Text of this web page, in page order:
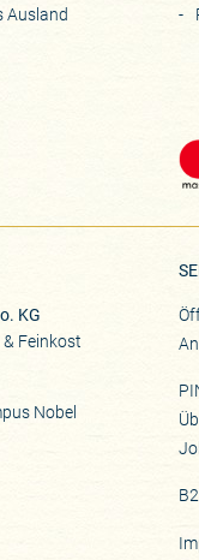
Ausland
KG
& Feinkost
Nobel